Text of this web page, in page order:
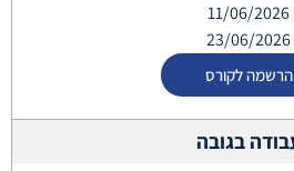
11/06/2026
23/06/2026
הרשמה לקורס
בגובה